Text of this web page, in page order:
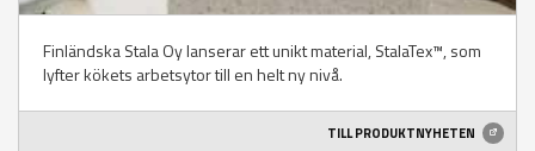
Finländska Stala Oy lanserar ett unikt material, StalaTex™, som
lyfter kökets arbetsytor till en helt ny nivå.
TILL PRODUKTNYHETEN